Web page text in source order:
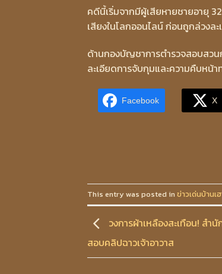
คดีนี้เริ่มจากมีผู้เสียหายชายอายุ
เสียงในโลกออนไลน์ ก่อนถูกล่วงล
ด้านกองบัญชาการตำรวจสอบสวน
ละเอียดการจับกุมและความคืบหน้
Facebook X
This entry was posted in ข่าวเด่นบ้านเ
วงการผ้าเหลืองสะเทือน! สำ
สอบคลิปฉาวเจ้าอาวาส